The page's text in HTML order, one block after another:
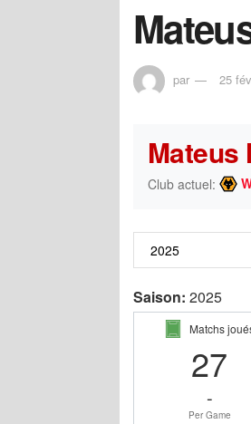
par 25
Mateus
Club actuel:
Saison: 2025
Matchs
27
-
Per Game